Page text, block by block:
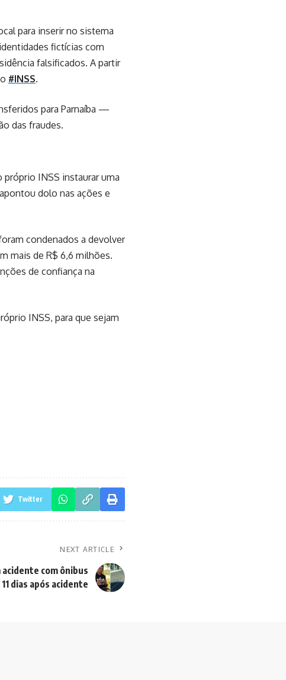
para inserir no sistema
fictícias com
falsificados. A partir
#INSS.
para Parnaíba —
das fraudes.
próprio INSS instaurar uma
dolo nas ações e
condenados a devolver
mais de R$ 6,6 milhões.
de confiança na
INSS, para que sejam
Twitter
NEXT ARTICLE
com ônibus
dias após acidente